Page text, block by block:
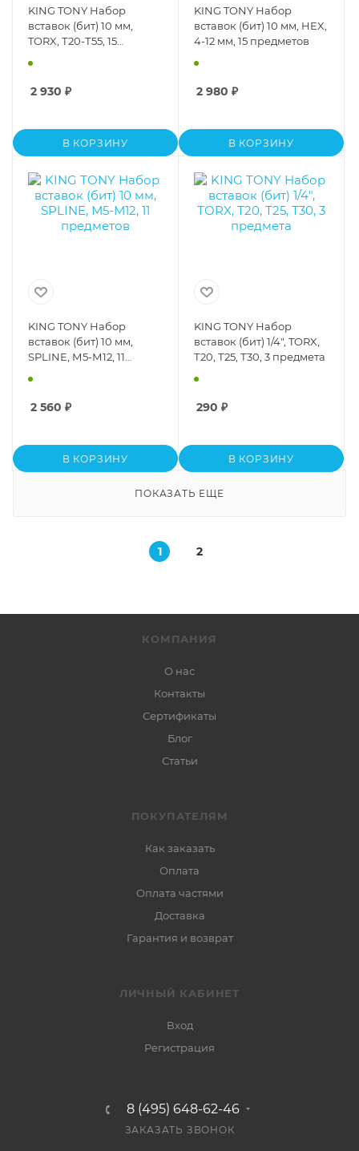
KING TONY Набор
вставок (бит) 10 мм,
TORX, Т20-Т55, 15
2 930 ₽
В КОРЗИНУ
KING TONY Набор
вставок (бит) 10 мм, HEX,
4-12 мм, 15 предметов
2 980 ₽
В КОРЗИНУ
KING TONY Набор
вставок (бит) 10 мм,
SPLINE, М5-М12, 11
2 560 ₽
В КОРЗИНУ
KING TONY Набор
вставок (бит) 1/4", TORX,
Т20, Т25, Т30, 3 предмета
290 ₽
В КОРЗИНУ
ПОКАЗАТЬ ЕЩЕ
1 2
КОМПАНИЯ
О нас
Контакты
Сертификаты
Блог
Статьи
ПОКУПАТЕЛЯМ
Как заказать
Оплата
Оплата частями
Доставка
Гарантия и возврат
ЛИЧНЫЙ КАБИНЕТ
Вход
Регистрация
8 (495) 648-62-46
ЗАКАЗАТЬ ЗВОНОК